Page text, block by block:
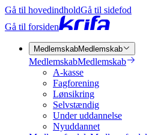
Gå til hovedindholdGå til sidefod
Gå til forsiden
MedlemskabMedlemskab
MedlemskabMedlemskab
A-kasse
Fagforening
Lønsikring
Selvstændig
Under uddannelse
Nyuddannet